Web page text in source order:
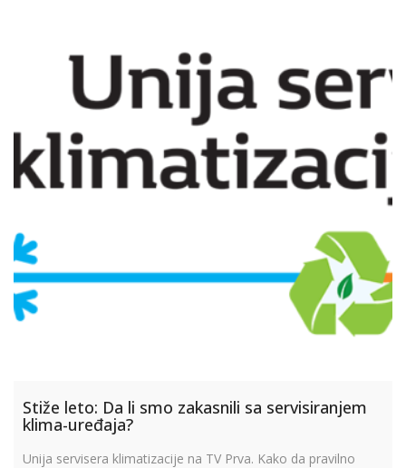
Stiže leto: Da li smo zakasnili sa servisiranjem
klima-uređaja?
Unija servisera klimatizacije na TV Prva. Kako da pravilno